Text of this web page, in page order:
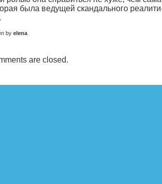
была ведущей скандального
by elena
are closed.